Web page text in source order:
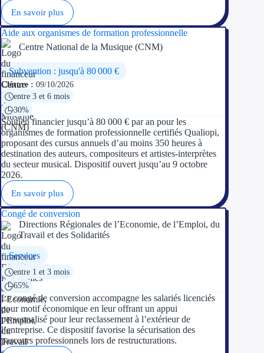
En savoir plus
Aide aux organismes de formation professionnelle
Centre National de la Musique (CNM)
Subvention : jusqu'à 80 000 €
Clôture : 09/10/2026
entre 3 et 6 mois
30%
Soutien financier jusqu’à 80 000 € par an pour les
organismes de formation professionnelle certifiés Qualiopi,
proposant des cursus annuels d’au moins 350 heures à
destination des auteurs, compositeurs et artistes-interprètes
du secteur musical. Dispositif ouvert jusqu’au 9 octobre
2026.
En savoir plus
Congé de conversion
Directions Régionales de l’Economie, de l’Emploi, du
Travail et des Solidarités
Services
entre 1 et 3 mois
65%
Le congé de conversion accompagne les salariés licenciés
pour motif économique en leur offrant un appui
personnalisé pour leur reclassement à l’extérieur de
l’entreprise. Ce dispositif favorise la sécurisation des
parcours professionnels lors de restructurations.